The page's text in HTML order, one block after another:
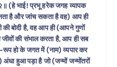
(हे भाई! प्रभू हरेक जगह व्यापक
है और जांच सकता है वह) आप ही
बोदी है, वह आप ही (आपने गुणों
की संभाल करता है, आप ही सब
हो के जगत में (नाम) व्यपार कर
हुआ पड़ा है जो (जन्मों जन्मोंतरों